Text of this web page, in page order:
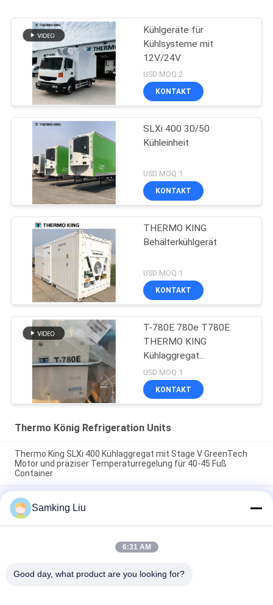
Kühlgeräte für
Kühlsysteme mit
12V/24V
USD MOQ:2
KONTAKT
SLXi 400 30/50
Kühleinheit
USD MOQ:1
KONTAKT
THERMO KING
Behälterkühlgerät
USD MOQ:1
KONTAKT
T-780E 780e T780E
THERMO KING
Kühlaggregat
Elektrolüfter mit
Dieselmotor mit
elektrischem Standby
USD MOQ:1
KONTAKT
Thermo König Refrigeration Units
Thermo King SLXi 400 Kühlaggregat mit Stage V GreenTech
Motor und präziser Temperaturregelung für 40-45 Fuß
Container
Modell Legend L-1880 30/50 THERMO KING neue
Anhängerkühlvorrichtung Asien-Pazifik-Markt bessere
Kraftstoffeinsparung und bessere Kühlleistung
T-880 Pro T-80 T-680Pro/T-780Pro/T-1080Pro/T-1280Pro
Kühlanlagen-Einheit für Kühltransporter mit
Samking Liu
6:31 AM
Good day, what product are you looking for?